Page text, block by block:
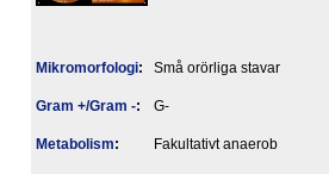
Mikromorfologi: Små orörliga stavar
Gram +/Gram -: G-
Metabolism: Fakultativt anaerob